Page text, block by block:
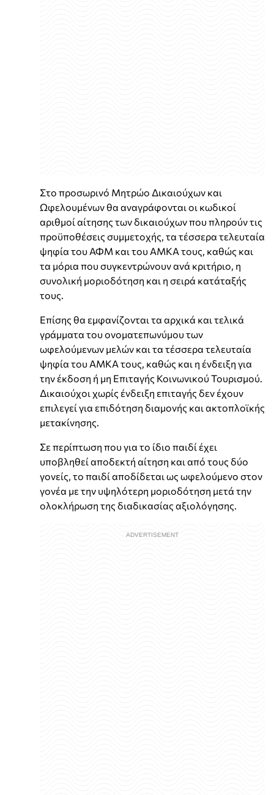
Στο προσωρινό Μητρώο Δικαιούχων και
Ωφελουμένων θα αναγράφονται οι κωδικοί
αριθμοί αίτησης των δικαιούχων που πληρούν τις
προϋποθέσεις συμμετοχής, τα τέσσερα τελευταία
ψηφία του ΑΦΜ και του ΑΜΚΑ τους, καθώς και
τα μόρια που συγκεντρώνουν ανά κριτήριο, η
συνολική μοριοδότηση και η σειρά κατάταξής
τους.
Επίσης θα εμφανίζονται τα αρχικά και τελικά
γράμματα του ονοματεπωνύμου των
ωφελούμενων μελών και τα τέσσερα τελευταία
ψηφία του ΑΜΚΑ τους, καθώς και η ένδειξη για
την έκδοση ή μη Επιταγής Κοινωνικού Τουρισμού.
Δικαιούχοι χωρίς ένδειξη επιταγής δεν έχουν
επιλεγεί για επιδότηση διαμονής και ακτοπλοϊκής
μετακίνησης.
Σε περίπτωση που για το ίδιο παιδί έχει
υποβληθεί αποδεκτή αίτηση και από τους δύο
γονείς, το παιδί αποδίδεται ως ωφελούμενο στον
γονέα με την υψηλότερη μοριοδότηση μετά την
ολοκλήρωση της διαδικασίας αξιολόγησης.